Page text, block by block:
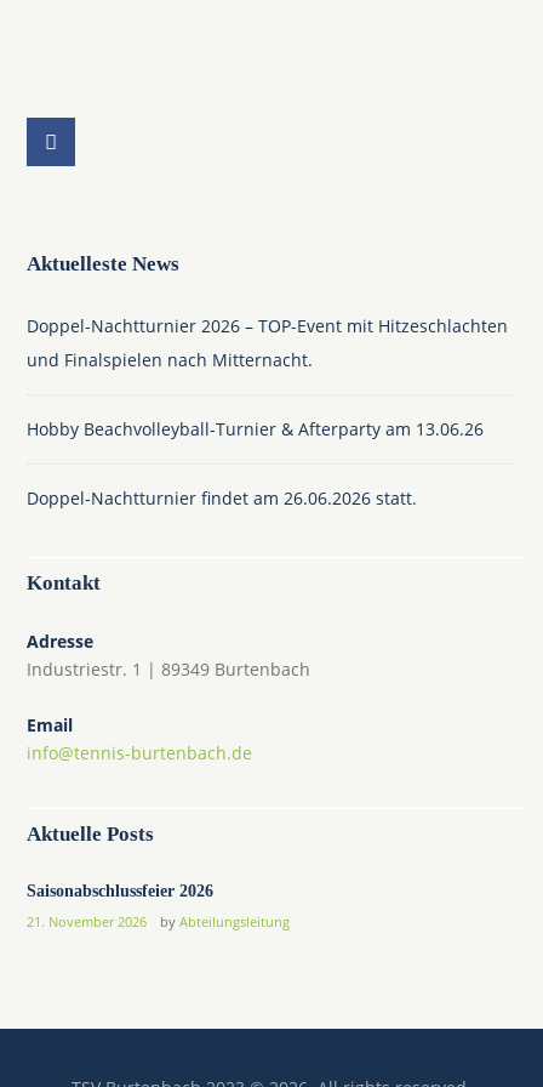
Aktuelleste News
Doppel-Nachtturnier 2026 – TOP-Event mit Hitzeschlachten
und Finalspielen nach Mitternacht.
Hobby Beachvolleyball-Turnier & Afterparty am 13.06.26
Doppel-Nachtturnier findet am 26.06.2026 statt.
Kontakt
Adresse
Industriestr. 1 | 89349 Burtenbach
Email
info@tennis-burtenbach.de
Aktuelle Posts
Saisonabschlussfeier 2026
21. November 2026 by Abteilungsleitung